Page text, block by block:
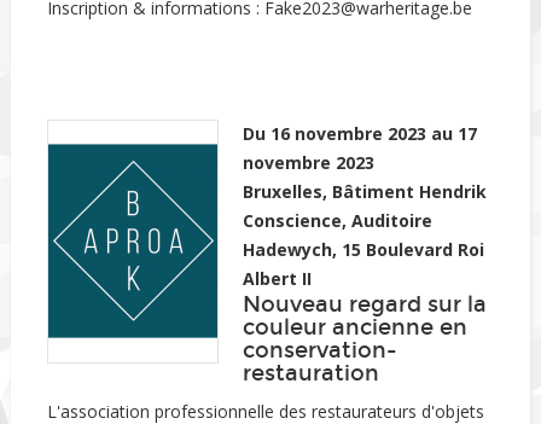
Inscription & informations : Fake2023@warheritage.be
Du 16 novembre 2023 au 17
novembre 2023
Bruxelles, Bâtiment Hendrik
Conscience, Auditoire
Hadewych, 15 Boulevard Roi
Albert II
Nouveau regard sur la
couleur ancienne en
conservation-
restauration
L'association professionnelle des restaurateurs d'objets